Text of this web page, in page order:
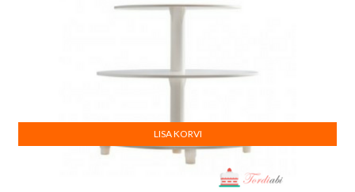
LISA KORVI